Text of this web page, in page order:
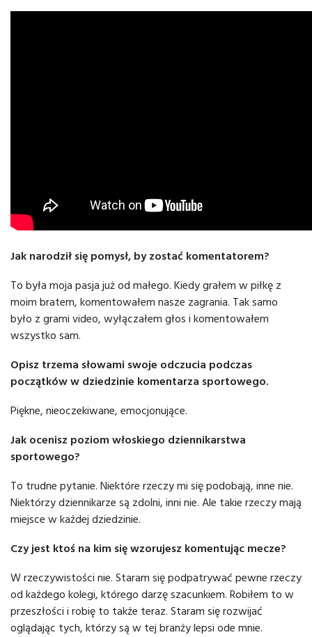
Jak narodził się pomysł, by zostać komentatorem?
To była moja pasja już od małego. Kiedy grałem w piłkę z
moim bratem, komentowałem nasze zagrania. Tak samo
było z grami video, wyłączałem głos i komentowałem
wszystko sam.
Opisz trzema słowami swoje odczucia podczas
początków w dziedzinie komentarza sportowego.
Piękne, nieoczekiwane, emocjonujące.
Jak ocenisz poziom włoskiego dziennikarstwa
sportowego?
To trudne pytanie. Niektóre rzeczy mi się podobają, inne nie.
Niektórzy dziennikarze są zdolni, inni nie. Ale takie rzeczy mają
miejsce w każdej dziedzinie.
Czy jest ktoś na kim się wzorujesz komentując mecze?
W rzeczywistości nie. Staram się podpatrywać pewne rzeczy
od każdego kolegi, którego darzę szacunkiem. Robiłem to w
przeszłości i robię to także teraz. Staram się rozwijać
oglądając tych, którzy są w tej branży lepsi ode mnie.